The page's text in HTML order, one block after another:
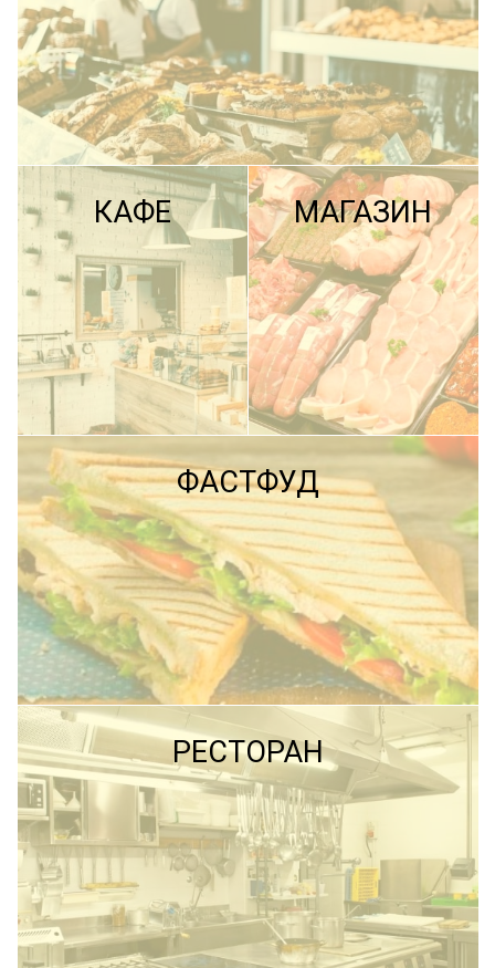
ПОДРОБНЕЕ
КАФЕ
ПОДРОБНЕЕ
МАГАЗИН
ПОДРОБНЕЕ
ФАСТФУД
ПОДРОБНЕЕ
РЕСТОРАН